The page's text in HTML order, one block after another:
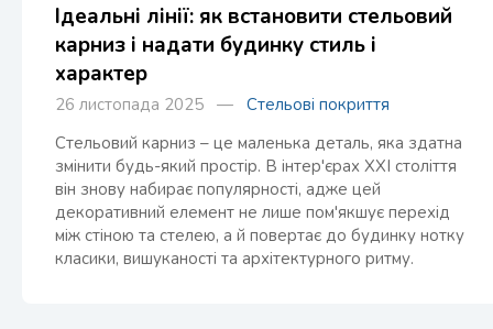
Ідеальні лінії: як встановити стельовий
карниз і надати будинку стиль і
характер
26 листопада 2025 — Стельові покриття
Стельовий карниз – це маленька деталь, яка здатна
змінити будь-який простір. В інтер'єрах XXI століття
він знову набирає популярності, адже цей
декоративний елемент не лише пом'якшує перехід
між стіною та стелею, а й повертає до будинку нотку
класики, вишуканості та архітектурного ритму.